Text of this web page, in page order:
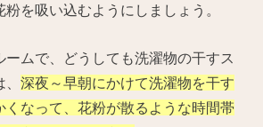
を吸い込むようにしましょう。
ームで、どうしても洗濯物の干すス
、深夜～早朝にかけて洗濯物を干す
くなって、花粉が散るような時間帯